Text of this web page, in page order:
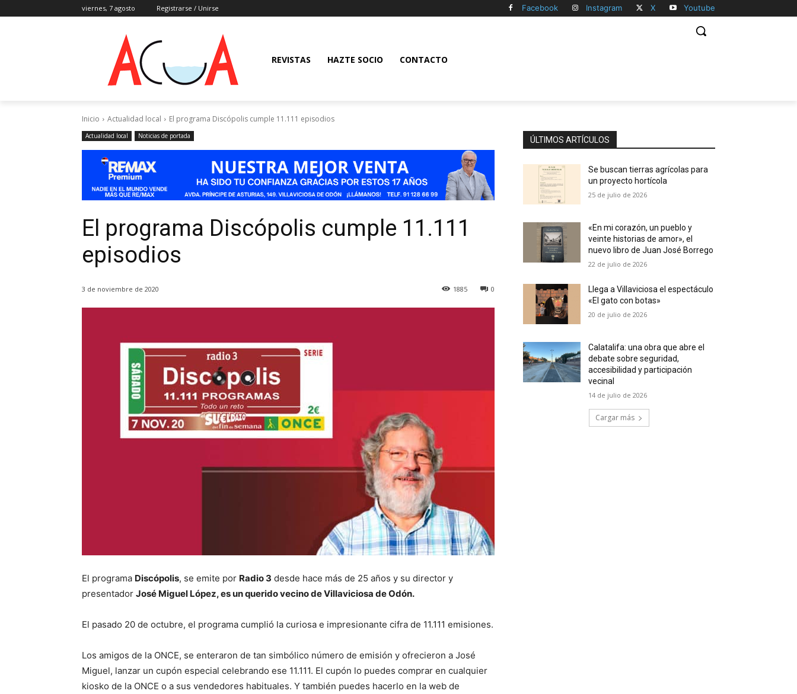
viernes, 7 agosto Registrarse / Unirse Facebook Instagram X Youtube
REVISTAS HAZTE SOCIO CONTACTO
Inicio Actualidad local El programa Discópolis cumple 11.111 episodios
Actualidad local Noticias de portada
El programa Discópolis cumple 11.111
episodios
3 de noviembre de 2020 0
1885
El programa Discópolis, se emite por Radio 3 desde hace más de 25 años y su director y
presentador José Miguel López, es un querido vecino de Villaviciosa de Odón.
El pasado 20 de octubre, el programa cumplió la curiosa e impresionante cifra de 11.111 emisiones.
Los amigos de la ONCE, se enteraron de tan simbólico número de emisión y ofrecieron a José
Miguel, lanzar un cupón especial celebrando ese 11.111. El cupón lo puedes comprar en cualquier
kiosko de la ONCE o a sus vendedores habituales. Y también puedes hacerlo en la web de
ÚLTIMOS ARTÍCULOS
Se buscan tierras agrícolas para
un proyecto hortícola
25 de julio de 2026
«En mi corazón, un pueblo y
veinte historias de amor», el
nuevo libro de Juan José Borrego
22 de julio de 2026
Llega a Villaviciosa el espectáculo
«El gato con botas»
20 de julio de 2026
Calatalifa: una obra que abre el
debate sobre seguridad,
accesibilidad y participación
vecinal
14 de julio de 2026
Cargar más